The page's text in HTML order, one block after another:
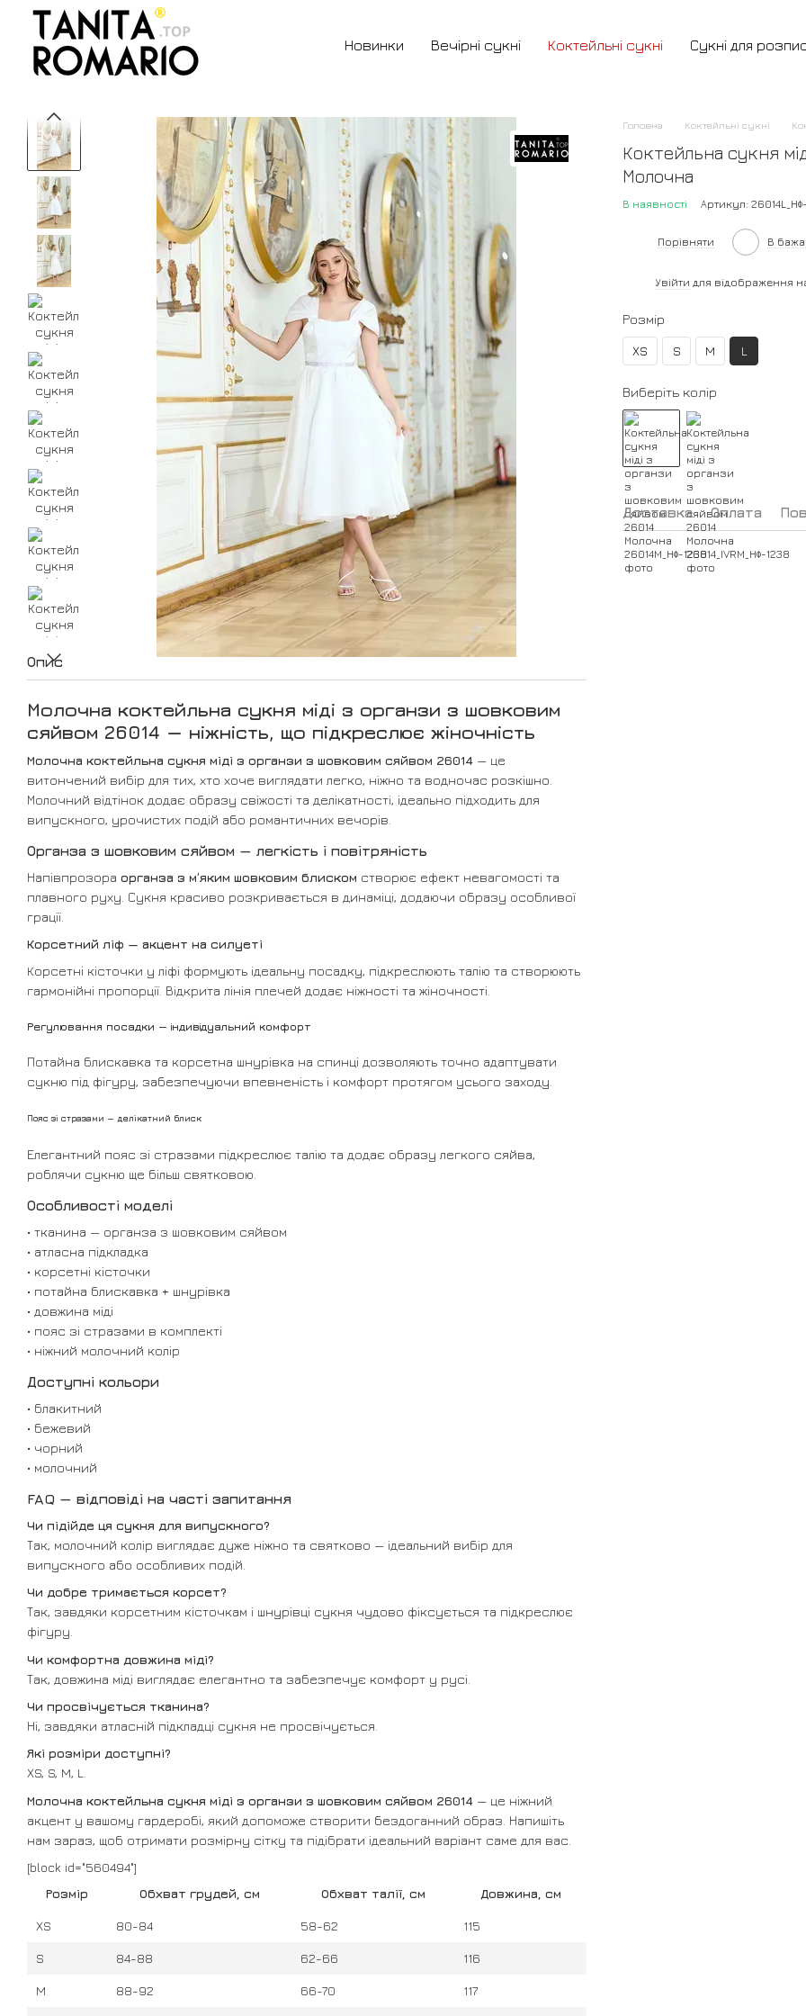
Перейти до основного контенту
Новинки Вечірні сукні Коктейльні сукні Сукні для
Опис
Молочна коктейльна сукня міді з органзи з шовковим
сяйвом 26014 — ніжність, що підкреслює жіночність
Молочна коктейльна сукня міді з органзи з шовковим сяйвом 26014 — це
витончений вибір для тих, хто хоче виглядати легко, ніжно та водночас розкішно.
Молочний відтінок додає образу свіжості та делікатності, ідеально підходить для
випускного, урочистих подій або романтичних вечорів.
Органза з шовковим сяйвом — легкість і повітряність
Напівпрозора органза з м’яким шовковим блиском створює ефект невагомості та
плавного руху. Сукня красиво розкривається в динаміці, додаючи образу особливої
грації.
Корсетний ліф — акцент на силуеті
Корсетні кісточки у ліфі формують ідеальну посадку, підкреслюють талію та створюють
гармонійні пропорції. Відкрита лінія плечей додає ніжності та жіночності.
Регулювання посадки — індивідуальний комфорт
Потайна блискавка та корсетна шнурівка на спинці дозволяють точно адаптувати
сукню під фігуру, забезпечуючи впевненість і комфорт протягом усього заходу.
Пояс зі стразами — делікатний блиск
Елегантний пояс зі стразами підкреслює талію та додає образу легкого сяйва,
роблячи сукню ще більш святковою.
Особливості моделі
• тканина — органза з шовковим сяйвом
• атласна підкладка
• корсетні кісточки
• потайна блискавка + шнурівка
• довжина міді
• пояс зі стразами в комплекті
• ніжний молочний колір
Доступні кольори
• блакитний
• бежевий
• чорний
• молочний
FAQ — відповіді на часті запитання
Чи підійде ця сукня для випускного?
Так, молочний колір виглядає дуже ніжно та святково — ідеальний вибір для
випускного або особливих подій.
Чи добре тримається корсет?
Так, завдяки корсетним кісточкам і шнурівці сукня чудово фіксується та підкреслює
фігуру.
Чи комфортна довжина міді?
Так, довжина міді виглядає елегантно та забезпечує комфорт у русі.
Чи просвічується тканина?
Ні, завдяки атласній підкладці сукня не просвічується.
Які розміри доступні?
XS, S, M, L.
Молочна коктейльна сукня міді з органзи з шовковим сяйвом 26014 — це ніжний
акцент у вашому гардеробі, який допоможе створити бездоганний образ. Напишіть
нам зараз, щоб отримати розмірну сітку та підібрати ідеальний варіант саме для вас.
[block id="560494"]
Розмір
Обхват грудей, см Обхват талії, см Довжина, см
XS 80-84 58-62 115
S 84-88 62-66 116
M 88-92 66-70 117
Головна Коктейльні сукні
Коктейльна сукня
Молочна
В наявності Артикул:
Порівняти В
Увійти для відображення
Розмір
XS S M L
Виберіть колір
Доставка Оплата